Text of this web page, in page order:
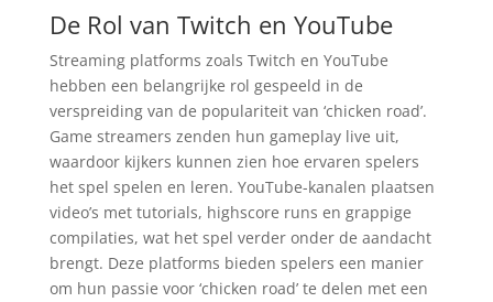
De Rol van Twitch en YouTube
Streaming platforms zoals Twitch en YouTube
hebben een belangrijke rol gespeeld in de
verspreiding van de populariteit van ‘chicken road’.
Game streamers zenden hun gameplay live uit,
waardoor kijkers kunnen zien hoe ervaren spelers
het spel spelen en leren. YouTube-kanalen plaatsen
video’s met tutorials, highscore runs en grappige
compilaties, wat het spel verder onder de aandacht
brengt. Deze platforms bieden spelers een manier
om hun passie voor ‘chicken road’ te delen met een